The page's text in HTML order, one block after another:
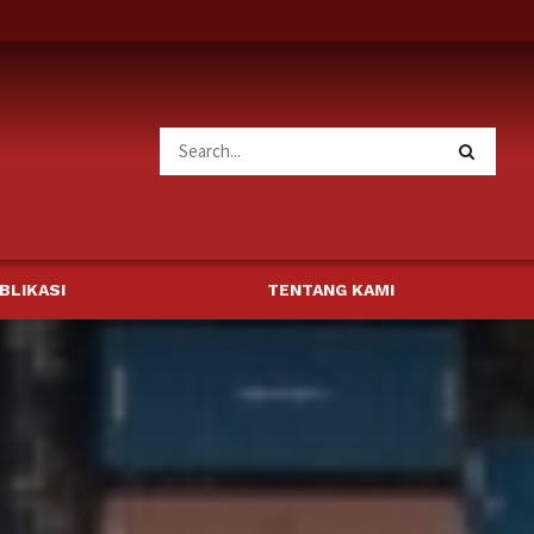
TENTANG KAMI